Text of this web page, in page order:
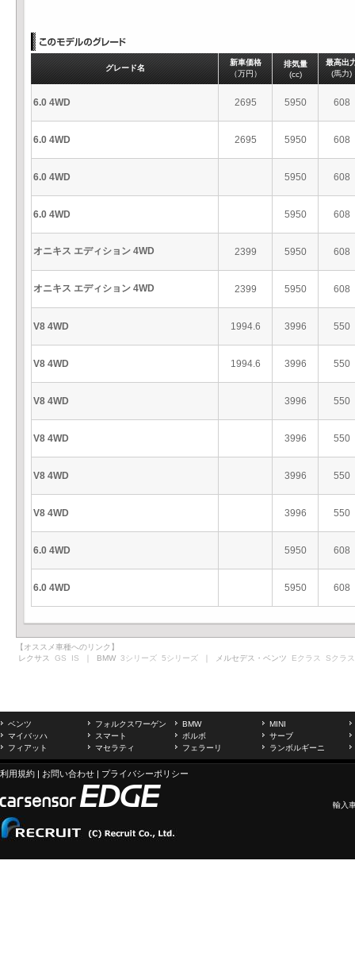
グレード名
新車価格
（万円）
排気量
(cc)
最高出
(馬力)
6.0 4WD 2695 5950 608
6.0 4WD 2695 5950 608
6.0 4WD 5950 608
6.0 4WD 5950 608
オニキス エディション 4WD 2399 5950 608
オニキス エディション 4WD 2399 5950 608
V8 4WD 1994.6 3996 550
V8 4WD 1994.6 3996 550
V8 4WD 3996 550
V8 4WD 3996 550
V8 4WD 3996 550
V8 4WD 3996 550
6.0 4WD 5950 608
6.0 4WD 5950 608
【オススメ車種へのリンク】
レクサス GS IS ｜ BMW 3シリーズ 5シリーズ ｜ メルセデス・ベンツ Eクラス Sクラス
ベンツ フォルクスワーゲン BMW
MINI
マイバッハ
スマート ボルボ
サーブ
フィアット
マセラティ フェラーリ ランボルギーニ
利用規約 | お問い合わせ | プライバシーポリシー
輸入